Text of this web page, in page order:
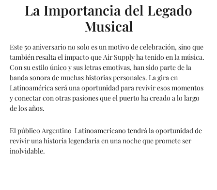
La Importancia del Legado
Musical
Este 50 aniversario no solo es un motivo de celebración, sino que
también resalta el impacto que Air Supply ha tenido en la música.
Con su estilo único y sus letras emotivas, han sido parte de la
banda sonora de muchas historias personales. La gira en
Latinoamérica será una oportunidad para revivir esos momentos
y conectar con otras pasiones que el puerto ha creado a lo largo
de los años.
El público Argentino Latinoamericano tendrá la oportunidad de
revivir una historia legendaria en una noche que promete ser
inolvidable.